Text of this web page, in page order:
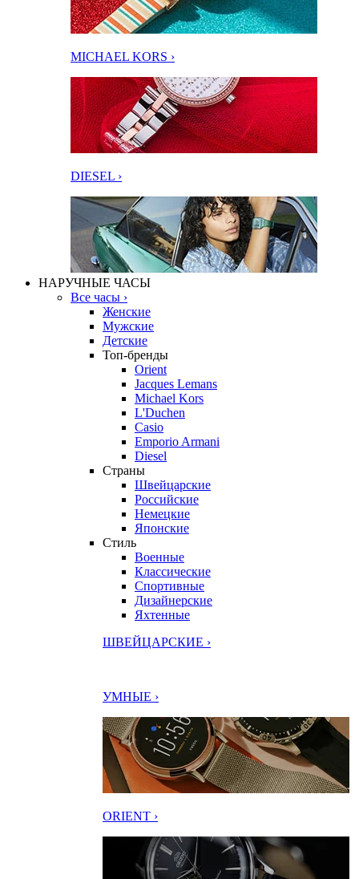
MICHAEL KORS ›
DIESEL ›
НАРУЧНЫЕ ЧАСЫ
Все часы ›
Женские
Мужские
Детские
Топ-бренды
Orient
Jacques Lemans
Michael Kors
L'Duchen
Casio
Emporio Armani
Diesel
Страны
Швейцарские
Российские
Немецкие
Японские
Стиль
Военные
Классические
Спортивные
Дизайнерские
Яхтенные
ШВЕЙЦАРСКИЕ ›
УМНЫЕ ›
ORIENT ›